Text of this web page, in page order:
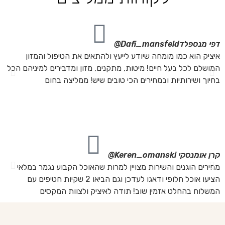
דפי מנספלדDafi_mansfeld@
איציק הוא כמו מומחה שיודע לייעץ ולהתאים את הטיפול והמזון
המושלם לכל בעל חיים! מיטות, מתקנים, מזון ומדבירים למיניהם הכל
בחיוך ושירותיות ובמחירים הכי טובים שיש! ממליצה בחום
קרן אומנסקיKeren_omanski@
מחירים הוגנים והשירות מצויין למרות שהאוכל הקבוע נגמר במלאי
הציעו אוכל חלופי ודאגו לעדכן וגם הביאו 2 שקיות חטיפים עם
המשלוח בהחלט אזמין שוב! תודה לאיציק ולצוות המקסים